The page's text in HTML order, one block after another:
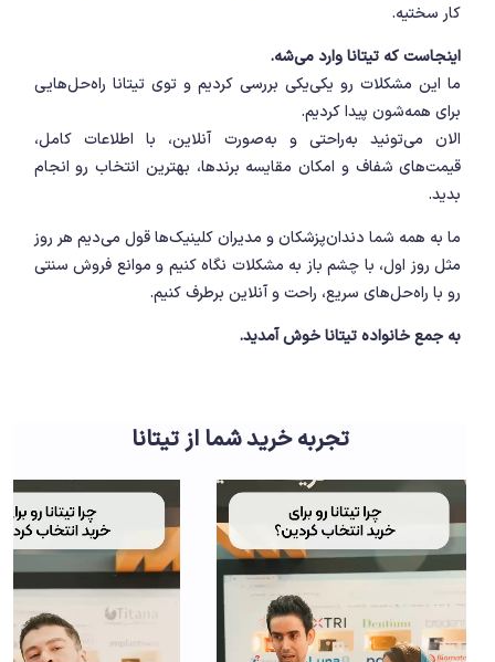
کار سختیه.
اینجاست که تیتانا وارد می‌شه.
ما این مشکلات رو یکی‌یکی بررسی کردیم و توی تیتانا راه‌حل‌هایی
برای همه‌شون پیدا کردیم.
الان می‌تونید به‌راحتی و به‌صورت آنلاین، با اطلاعات کامل،
قیمت‌های شفاف و امکان مقایسه برندها، بهترین انتخاب رو انجام
بدید.
ما به همه شما دندان‌پزشکان و مدیران کلینیک‌ها قول می‌دیم هر روز
مثل روز اول، با چشم باز به مشکلات نگاه کنیم و موانع فروش سنتی
رو با راه‌حل‌های سریع، راحت و آنلاین برطرف کنیم.
به جمع خانواده تیتانا خوش آمدید.
تجربه خرید شما از تیتانا